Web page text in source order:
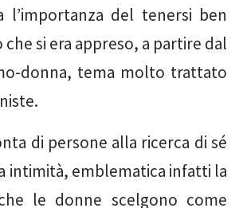
l’importanza del tenersi ben
si era appreso, a partire dal
donna, tema molto trattato
di persone alla ricerca di sé
intimità, emblematica infatti la
le donne scelgono come